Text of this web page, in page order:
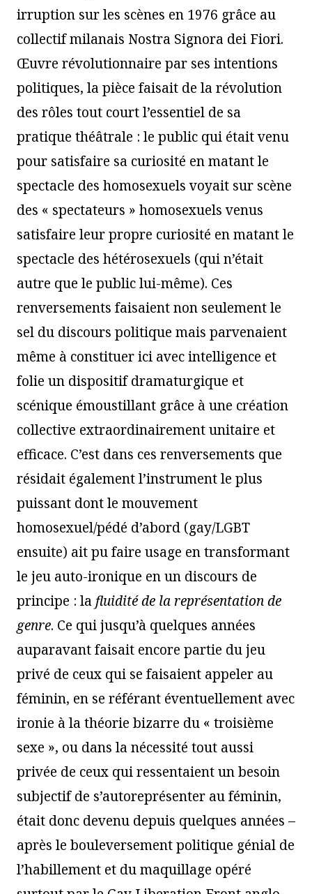
irruption sur les scènes en 1976 grâce au
collectif milanais Nostra Signora dei Fiori.
Œuvre révolutionnaire par ses intentions
politiques, la pièce faisait de la révolution
des rôles tout court l’essentiel de sa
pratique théâtrale : le public qui était venu
pour satisfaire sa curiosité en matant le
spectacle des homosexuels voyait sur scène
des « spectateurs » homosexuels venus
satisfaire leur propre curiosité en matant le
spectacle des hétérosexuels (qui n’était
autre que le public lui-même). Ces
renversements faisaient non seulement le
sel du discours politique mais parvenaient
même à constituer ici avec intelligence et
folie un dispositif dramaturgique et
scénique émoustillant grâce à une création
collective extraordinairement unitaire et
efficace. C’est dans ces renversements que
résidait également l’instrument le plus
puissant dont le mouvement
homosexuel/pédé d’abord (gay/LGBT
ensuite) ait pu faire usage en transformant
le jeu auto-ironique en un discours de
principe : la fluidité de la représentation de
genre. Ce qui jusqu’à quelques années
auparavant faisait encore partie du jeu
privé de ceux qui se faisaient appeler au
féminin, en se référant éventuellement avec
ironie à la théorie bizarre du « troisième
sexe », ou dans la nécessité tout aussi
privée de ceux qui ressentaient un besoin
subjectif de s’autoreprésenter au féminin,
était donc devenu depuis quelques années –
après le bouleversement politique génial de
l’habillement et du maquillage opéré